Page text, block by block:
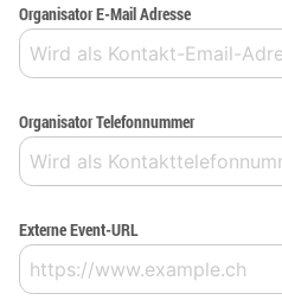
Organisator E-Mail Adresse
Organisator Telefonnummer
Externe Event-URL